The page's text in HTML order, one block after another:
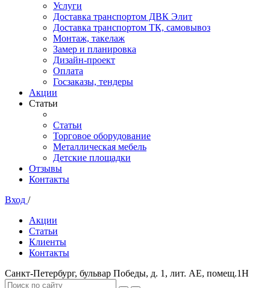
Услуги
Доставка транспортом ДВК Элит
Доставка транспортом ТК, самовывоз
Монтаж, такелаж
Замер и планировка
Дизайн-проект
Оплата
Госзаказы, тендеры
Акции
Статьи
Статьи
Торговое оборудование
Металлическая мебель
Детские площадки
Отзывы
Контакты
Вход /
Акции
Статьи
Клиенты
Контакты
Санкт-Петербург, бульвар Победы, д. 1, лит. АЕ, помещ.1Н